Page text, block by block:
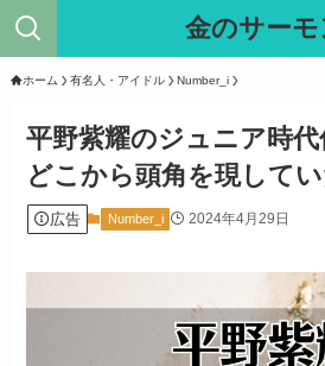
金のサーモ
ホーム 有名人・アイドル Number_i
平野紫耀のジュニア時代
どこから頭角を現してい
広告 Number_i 2024年4月29日